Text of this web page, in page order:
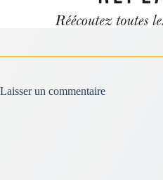
Laisser un commentaire